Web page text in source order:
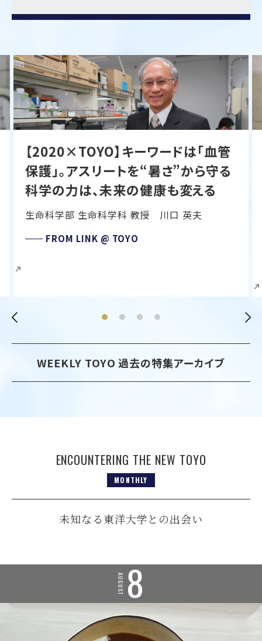
【2020×TOYO】キーワードは「血管
保護」。アスリートを“暑さ”から守る
科学の力は、未来の健康も変える
生命科学部 生命科学科 教授 川口 英夫
FROM LINK @ TOYO
WEEKLY TOYO 過去の特集アーカイブ
ENCOUNTERING THE NEW TOYO
MONTHLY
未知なる東洋大学との出会い
AUGUST8